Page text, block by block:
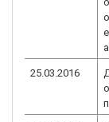
25.03.2016